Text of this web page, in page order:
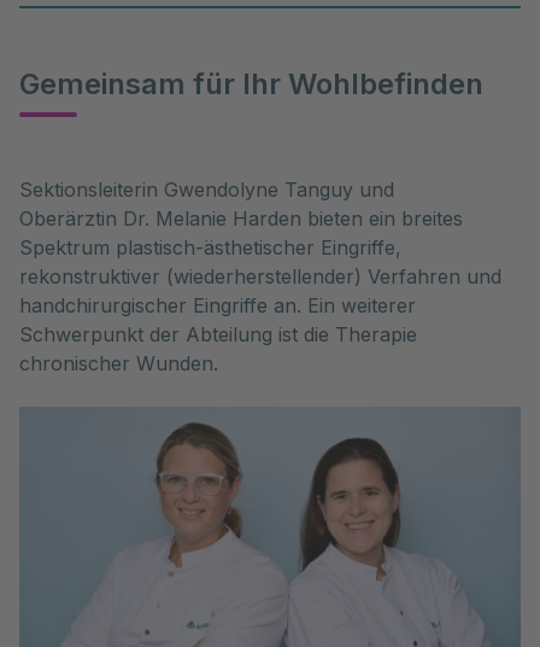
Gemeinsam für Ihr Wohlbefinden
Sektionsleiterin Gwendolyne Tanguy und
Oberärztin Dr. Melanie Harden bieten ein breites
Spektrum plastisch-ästhetischer Eingriffe,
rekonstruktiver (wiederherstellender) Verfahren und
handchirurgischer Eingriffe an. Ein weiterer
Schwerpunkt der Abteilung ist die Therapie
chronischer Wunden.